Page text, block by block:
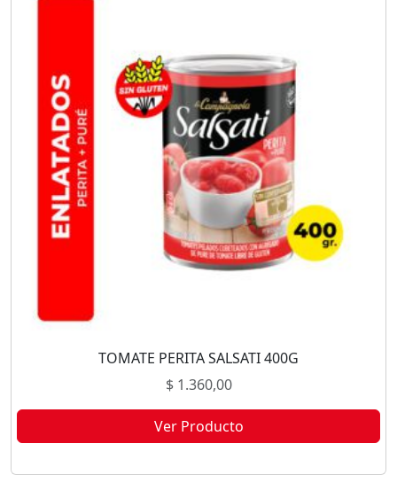
TOMATE PERITA SALSATI 400G
$1.360,00
Ver Producto